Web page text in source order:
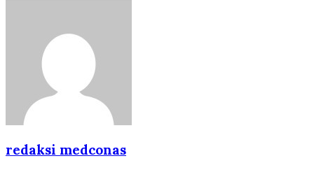
redaksi medconas